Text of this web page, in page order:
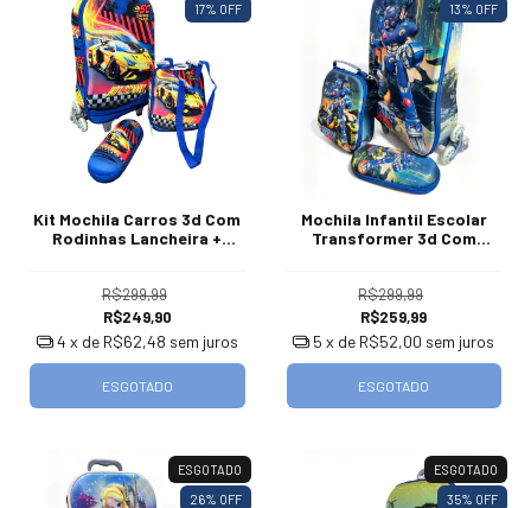
17% OFF
Kit Mochila Carros 3d Com
Rodinhas Lancheira +
R$299,99
R$249,90
4 x de R$62,48 sem juros
ESGOTADO
13% OFF
Mochila Infantil Escolar
Transformer 3d Com
R$299,99
R$259,99
5 x de R$52,00 sem juros
ESGOTADO
ESGOTADO
26% OFF
ESGOTADO
35% OFF